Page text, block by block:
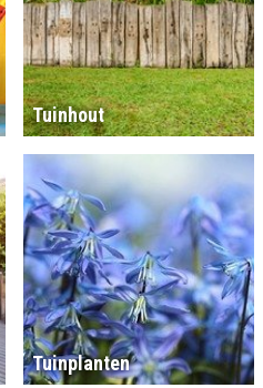
Tuinhout
Tuinplanten